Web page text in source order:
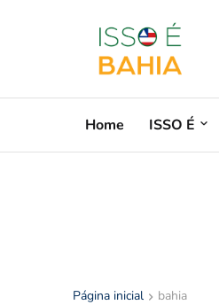
Home ISSO É
Página inicial bahia